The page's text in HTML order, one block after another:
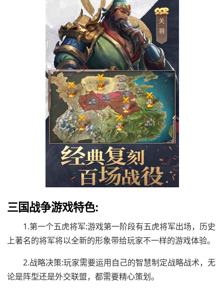
三国战争游戏特色:
1.第一个五虎将军:游戏第一阶段有五虎将军出场，历史
上著名的将军将以全新的形象带给玩家不一样的游戏体验。
2.战略决策:玩家需要运用自己的智慧制定战略战术，无
论是阵型还是外交联盟，都需要精心策划。